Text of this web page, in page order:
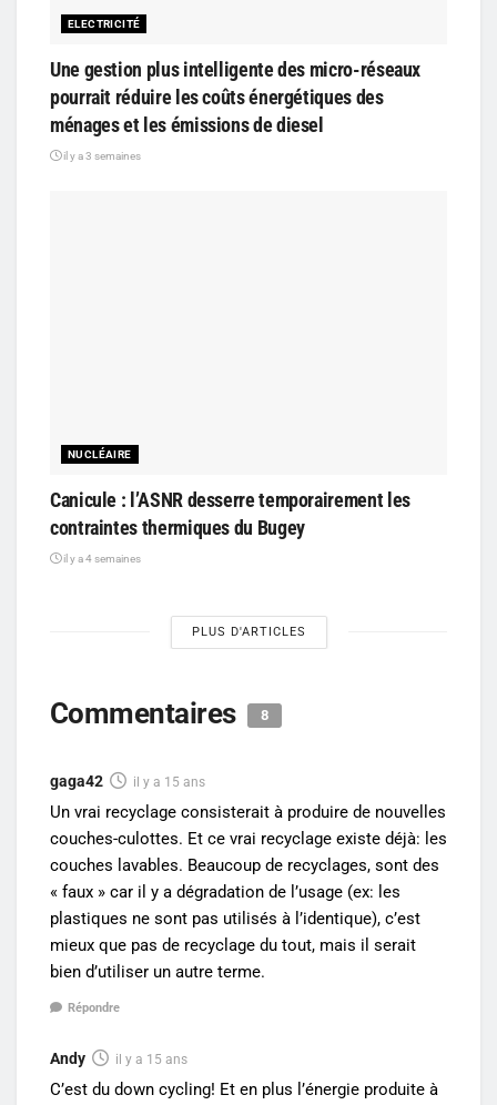
ELECTRICITÉ
Une gestion plus intelligente des micro-réseaux
pourrait réduire les coûts énergétiques des
ménages et les émissions de diesel
il y a 3 semaines
NUCLÉAIRE
Canicule : l’ASNR desserre temporairement les
contraintes thermiques du Bugey
il y a 4 semaines
PLUS D'ARTICLES
Commentaires 8
gaga42 il y a 15 ans
Un vrai recyclage consisterait à produire de nouvelles
couches-culottes. Et ce vrai recyclage existe déjà: les
couches lavables. Beaucoup de recyclages, sont des
« faux » car il y a dégradation de l’usage (ex: les
plastiques ne sont pas utilisés à l’identique), c’est
mieux que pas de recyclage du tout, mais il serait
bien d’utiliser un autre terme.
Répondre
Andy il y a 15 ans
C’est du down cycling! Et en plus l’énergie produite à